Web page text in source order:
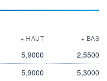
+ HAUT + BAS
5,9000
2,5500
5,9000
5,3000